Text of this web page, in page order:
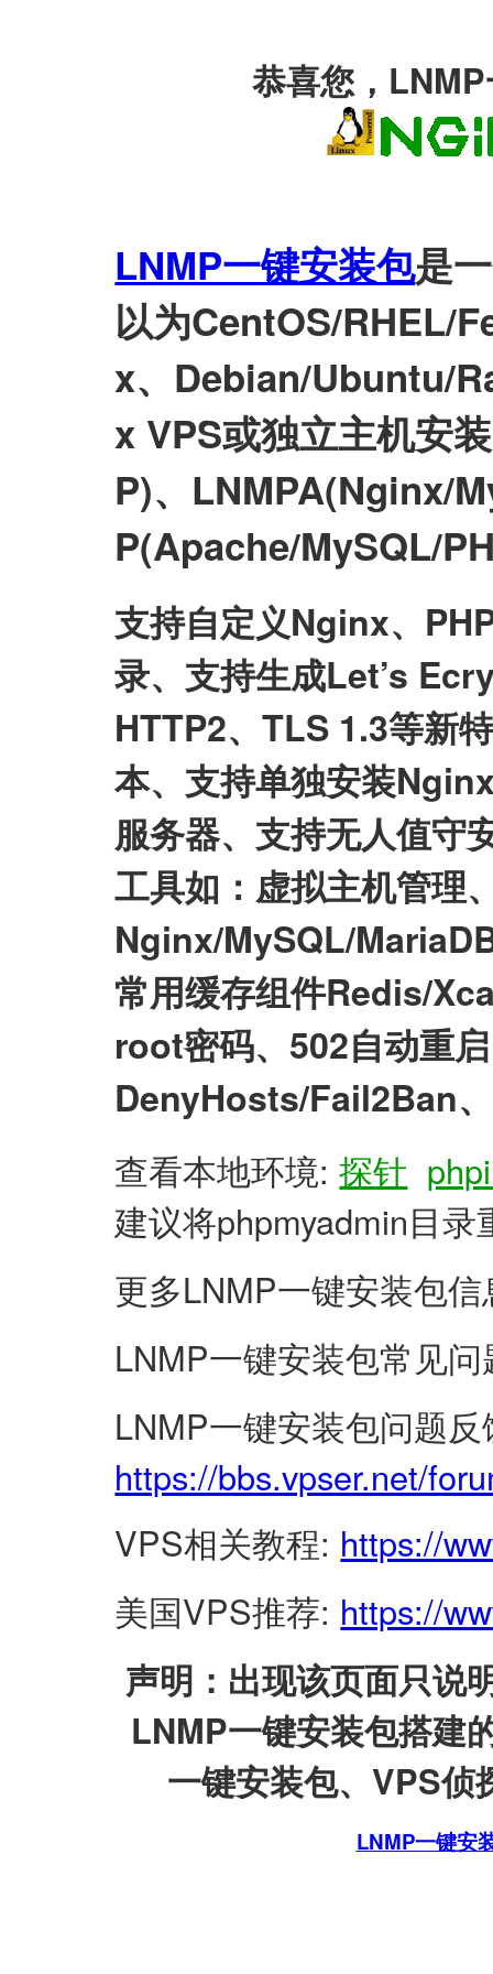
恭喜您，
LNMP一键安装包是
以为CentOS/RHEL/
x、Debian/Ubuntu/
x VPS或独立主机安
P)、LNMPA(Nginx/
P(Apache/MySQL/
支持自定义Nginx、
录、支持生成Let’s
HTTP2、TLS 1.3等新
本、支持单独安装
服务器、支持无人值守
工具如：虚拟主机管理
Nginx/MySQL/
常用缓存组件Redis/
root密码、502自动重
DenyHosts/Fail2Ban
查看本地环境:探针
建议将phpmyadmin目
更多LNMP一键安装包
LNMP一键安装包常见
LNMP一键安装包问题
https://bbs.vpser.net/
VPS相关教程: https://
美国VPS推荐: https://
声明：出现该页面只说
LNMP一键安装包搭建
一键安装包、VPS
LNMP一键安